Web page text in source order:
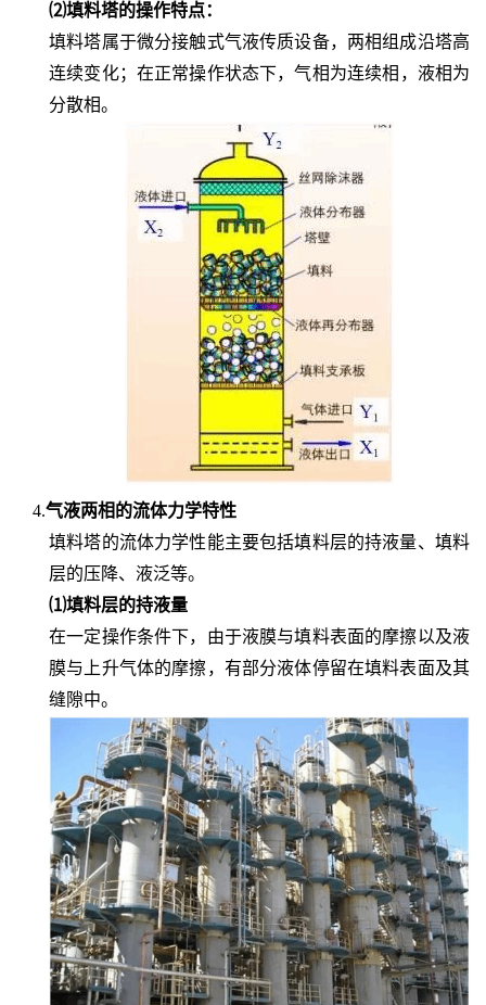
⑵填料塔的操作特点：
填料塔属于微分接触式气液传质设备，两相组成沿塔高
连续变化； 在正常操作状态下，气相为连续相 ，液相为
分散相。
4.气液两相的流体力学特性
填料塔的流体力学性能主要包括填料层的持液量、填料
层的压降、液泛等。
⑴填料层的持液量
在一定操作条件下，由于液膜与填料表面的摩擦以及液
膜与上升气体的摩擦，有部分液体停留在填料表面及其
缝隙中。